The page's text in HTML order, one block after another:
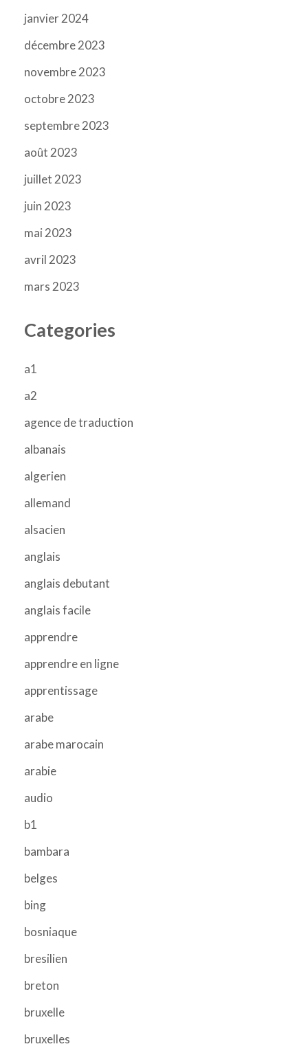
janvier 2024
décembre 2023
novembre 2023
octobre 2023
septembre 2023
août 2023
juillet 2023
juin 2023
mai 2023
avril 2023
mars 2023
Categories
a1
a2
agence de traduction
albanais
algerien
allemand
alsacien
anglais
anglais debutant
anglais facile
apprendre
apprendre en ligne
apprentissage
arabe
arabe marocain
arabie
audio
b1
bambara
belges
bing
bosniaque
bresilien
breton
bruxelle
bruxelles